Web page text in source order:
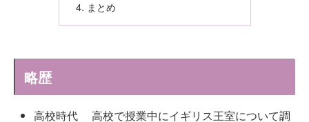
まとめ
略歴
高校時代 高校で授業中にイギリス王室について調